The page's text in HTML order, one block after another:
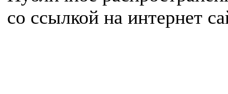
со ссылкой на интернет